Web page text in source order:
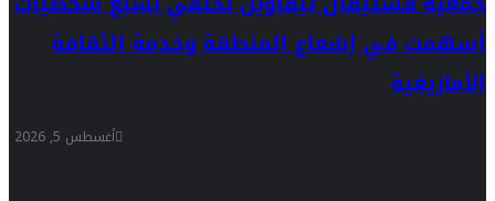
أسهمت في إشعاع المنطقة وخدمة الثقافة
الأمازيغية
أغسطس 5, 2026